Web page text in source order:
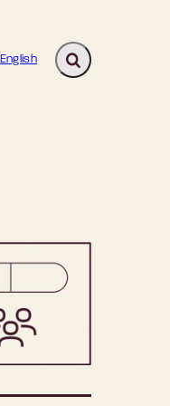
English Fold søgefelt ud